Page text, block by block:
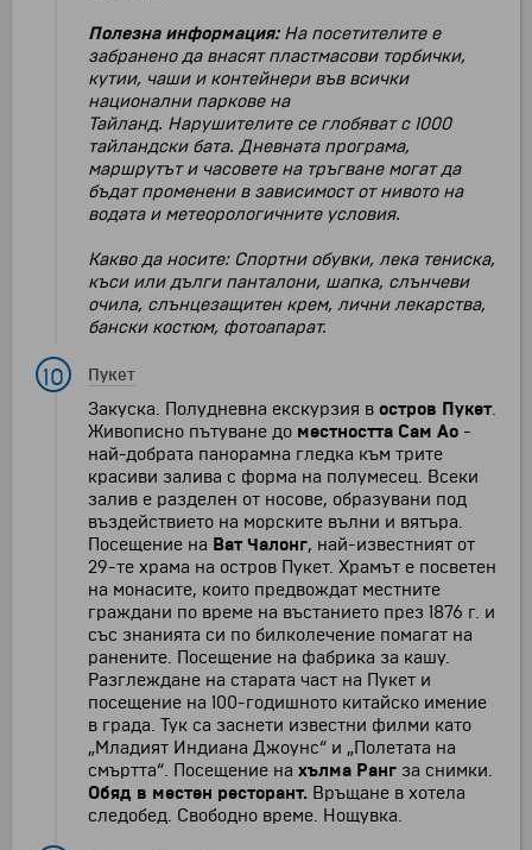
Полезна информация:На посетителите е
забранено да внасят пластмасови торбички,
кутии, чаши и контейнери във всички
национални паркове на
Тайланд. Нарушителите се глобяват с 1000
тайландски бата. Дневната програма,
маршрутът и часовете на тръгване могат да
бъдат променени в зависимост от нивото на
водата и метеорологичните условия.
Какво да носите: Спортни обувки, лека тениска,
къси или дълги панталони, шапка, слънчеви
очила, слънцезащитен крем, лични лекарства,
бански костюм, фотоапарат.
10 Пукет
Закуска. Полудневна екскурзия в остров Пукет.
Живописно пътуване до местността Сам Ао -
най-добрата панорамна гледка към трите
красиви залива с форма на полумесец. Всеки
залив е разделен от носове, образувани под
въздействието на морските вълни и вятъра.
Посещение на Ват Чалонг, най-известният от
29-те храма на остров Пукет. Храмът е посветен
на монасите, които предвождат местните
граждани по време на въстанието през 1876 г. и
със знанията си по билколечение помагат на
ранените. Посещение на фабрика за кашу.
Разглеждане на старата част на Пукет и
посещение на 100-годишното китайско имение
в града. Тук са заснети известни филми като
„Младият Индиана Джоунс“ и „Полетата на
смъртта“. Посещение на хълма Ранг за снимки.
Обяд в местен ресторант. Връщане в хотела
следобед. Свободно време. Нощувка.